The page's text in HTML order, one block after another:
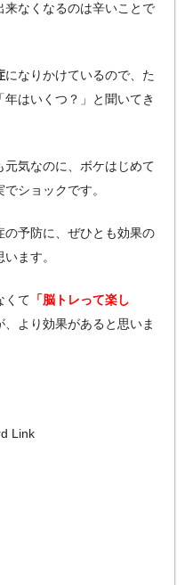
なくなるのは辛いことで
になりかけているので、た
はいくつ？」と聞いてき
気なのに、ボケはじめて
ショックです。
予防に、ぜひとも効果の
ます。
くて 「脳トレって楽し
、より効果があると思いま
Link